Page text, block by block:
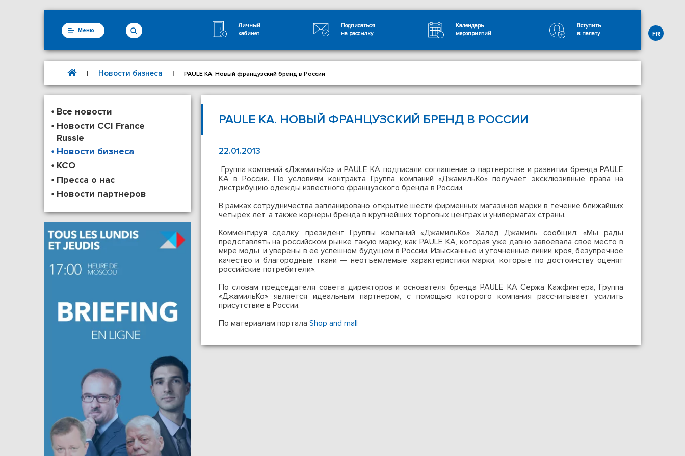
Меню
Личный
кабинет
Подписаться
на рассылку
Календарь
мероприятий
Вступить
в палату
FR
| Новости бизнеса | PAULE KA. Новый французский бренд в России
Все новости
Новости CCI France
Russie
Новости бизнеса
КСО
Пресса о нас
Новости партнеров
PAULE KA. НОВЫЙ ФРАНЦУЗСКИЙ БРЕНД В РОССИИ
22.01.2013
Группа компаний «ДжамильКо» и PAULE KA подписали соглашение о партнерстве и развитии бренда PAULE
KA в России. По условиям контракта Группа компаний «ДжамильКо» получает эксклюзивные права на
дистрибуцию одежды известного французского бренда в России.
В рамках сотрудничества запланировано открытие шести фирменных магазинов марки в течение ближайших
четырех лет, а также корнеры бренда в крупнейших торговых центрах и универмагах страны.
Комментируя сделку, президент Группы компаний «ДжамильКо» Халед Джамиль сообщил: «Мы рады
представлять на российском рынке такую марку, как PAULE KA, которая уже давно завоевала свое место в
мире моды, и уверены в ее успешном будущем в России. Изысканные и уточненные линии кроя, безупречное
качество и благородные ткани — неотъемлемые характеристики марки, которые по достоинству оценят
российские потребители».
По словам председателя совета директоров и основателя бренда PAULE KA Сержа Кажфингера, Группа
«ДжамильКо» является идеальным партнером, с помощью которого компания рассчитывает усилить
присутствие в России.
По материалам портала Shop and mall